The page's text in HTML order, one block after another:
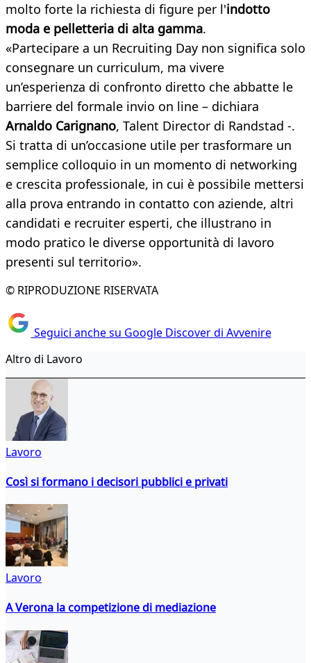
molto forte la richiesta di figure per l'indotto
moda e pelletteria di alta gamma.
«Partecipare a un Recruiting Day non significa solo
consegnare un curriculum, ma vivere
un’esperienza di confronto diretto che abbatte le
barriere del formale invio on line – dichiara
Arnaldo Carignano, Talent Director di Randstad -.
Si tratta di un’occasione utile per trasformare un
semplice colloquio in un momento di networking
e crescita professionale, in cui è possibile mettersi
alla prova entrando in contatto con aziende, altri
candidati e recruiter esperti, che illustrano in
modo pratico le diverse opportunità di lavoro
presenti sul territorio».
© RIPRODUZIONE RISERVATA
Seguici anche su Google Discover di Avvenire
Altro di Lavoro
Lavoro
Così si formano i decisori pubblici e privati
Lavoro
A Verona la competizione di mediazione